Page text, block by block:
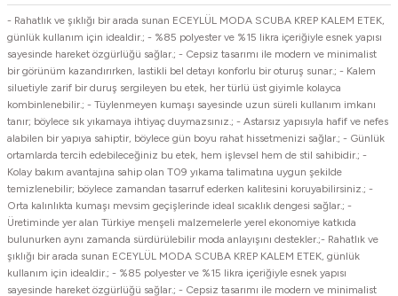
- Rahatlık ve şıklığı bir arada sunan ECEYLÜL MODA SCUBA KREP KALEM ETEK,
günlük kullanım için idealdir.; - %85 polyester ve %15 likra içeriğiyle esnek yapısı
sayesinde hareket özgürlüğü sağlar.; - Cepsiz tasarımı ile modern ve minimalist
bir görünüm kazandırırken, lastikli bel detayı konforlu bir oturuş sunar.; - Kalem
siluetiyle zarif bir duruş sergileyen bu etek, her türlü üst giyimle kolayca
kombinlenebilir.; - Tüylenmeyen kumaşı sayesinde uzun süreli kullanım imkanı
tanır; böylece sık yıkamaya ihtiyaç duymazsınız.; - Astarsız yapısıyla hafif ve nefes
alabilen bir yapıya sahiptir, böylece gün boyu rahat hissetmenizi sağlar.; - Günlük
ortamlarda tercih edebileceğiniz bu etek, hem işlevsel hem de stil sahibidir.; -
Kolay bakım avantajına sahip olan T09 yıkama talimatına uygun şekilde
temizlenebilir; böylece zamandan tasarruf ederken kalitesini koruyabilirsiniz.; -
Orta kalınlıkta kumaşı mevsim geçişlerinde ideal sıcaklık dengesi sağlar.; -
Üretiminde yer alan Türkiye menşeli malzemelerle yerel ekonomiye katkıda
bulunurken aynı zamanda sürdürülebilir moda anlayışını destekler.;- Rahatlık ve
şıklığı bir arada sunan ECEYLÜL MODA SCUBA KREP KALEM ETEK, günlük
kullanım için idealdir.; - %85 polyester ve %15 likra içeriğiyle esnek yapısı
sayesinde hareket özgürlüğü sağlar.; - Cepsiz tasarımı ile modern ve minimalist